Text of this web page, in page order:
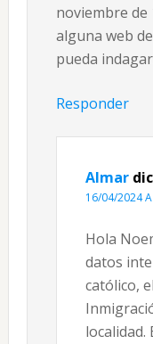
noviembre de
alguna web
pueda
Responder
Almar
16/04/2024 A
Hola
datos
católico,
localidad.